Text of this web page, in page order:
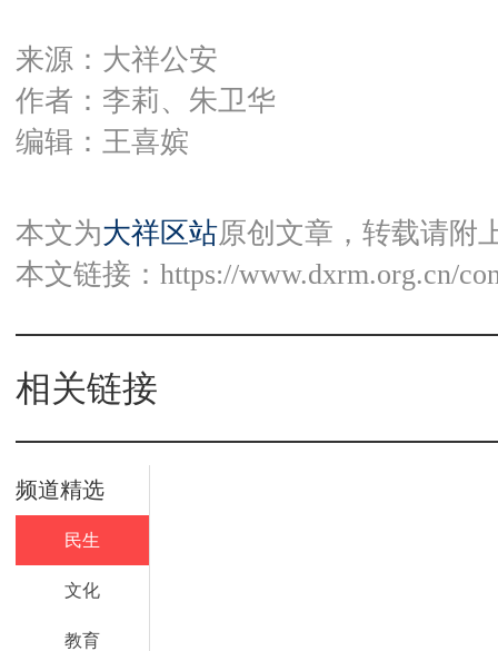
来源：大祥公安
作者：李莉、朱卫华
编辑：王喜嫔
本文为大祥区站原创文章，转载请附
本文链接： https://www.dxrm.org.cn/
相关链接
频道精选
民生
文化
教育